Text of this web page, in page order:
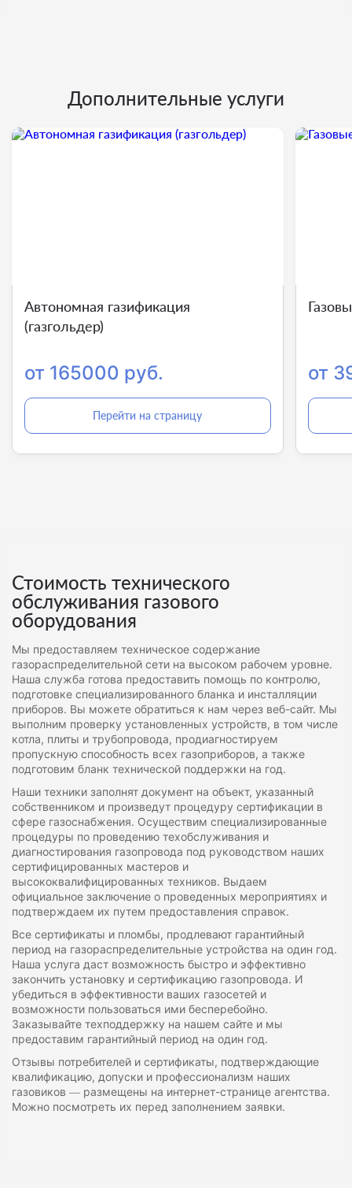
Дополнительные услуги
Автономная газификация
(газгольдер)
от 165000 руб.
Перейти на страницу
от
Стоимость технического
обслуживания газового
оборудования
Мы предоставляем техническое содержание
газораспределительной сети на высоком рабочем уровне.
Наша служба готова предоставить помощь по контролю,
подготовке специализированного бланка и инсталляции
приборов. Вы можете обратиться к нам через веб-сайт. Мы
выполним проверку установленных устройств, в том числе
котла, плиты и трубопровода, продиагностируем
пропускную способность всех газоприборов, а также
подготовим бланк технической поддержки на год.
Наши техники заполнят документ на объект, указанный
собственником и произведут процедуру сертификации в
сфере газоснабжения. Осуществим специализированные
процедуры по проведению техобслуживания и
диагностирования газопровода под руководством наших
сертифицированных мастеров и
высококвалифицированных техников. Выдаем
официальное заключение о проведенных мероприятиях и
подтверждаем их путем предоставления справок.
Все сертификаты и пломбы, продлевают гарантийный
период на газораспределительные устройства на один год.
Наша услуга даст возможность быстро и эффективно
закончить установку и сертификацию газопровода. И
убедиться в эффективности ваших газосетей и
возможности пользоваться ими бесперебойно.
Заказывайте техподдержку на нашем сайте и мы
предоставим гарантийный период на один год.
Отзывы потребителей и сертификаты, подтверждающие
квалификацию, допуски и профессионализм наших
газовиков — размещены на интернет-странице агентства.
Можно посмотреть их перед заполнением заявки.